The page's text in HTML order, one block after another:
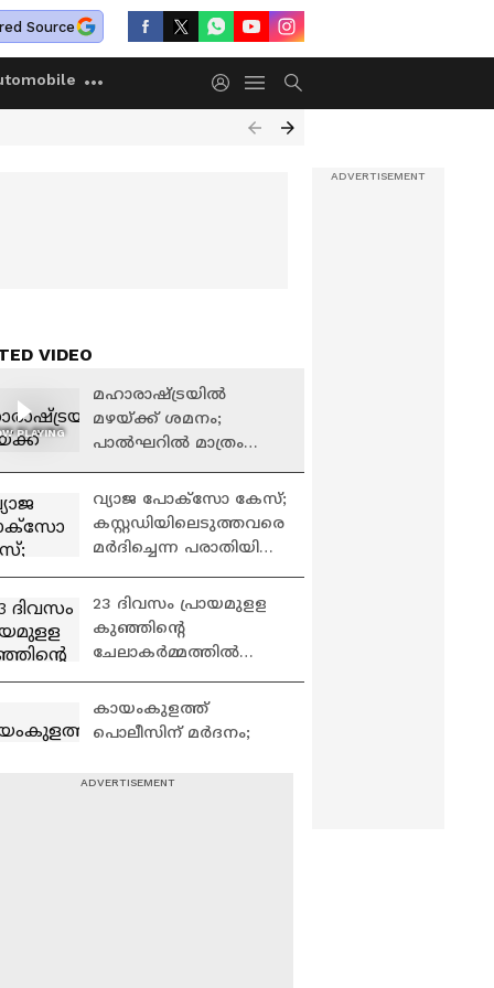
Source
VIDEO
PLAYING
മഹാരാഷ്ട്രയിൽ
മഴയ്ക്ക് ശമനം;
പാൽഘറിൽ മാത്രം
ജില്ലകളിൽ യെല്ലോ
അലർട്ട്
വ്യാജ പോക്സോ കേസ്;
കസ്റ്റഡിയിലെടുത്തവരെ
മർദിച്ചെന്ന പരാതിയിൽ
| Pathanamthitta
23 ദിവസം പ്രായമുളള
കുഞ്ഞിന്റെ
ചേലാകർമ്മത്തിൽ
ലക്ഷം നഷ്ടപരിഹാരം
നൽകണം | Malappuram
കായംകുളത്ത്
പൊലീസിന് മർദനം;
ഇടയിലായിരുന്നു